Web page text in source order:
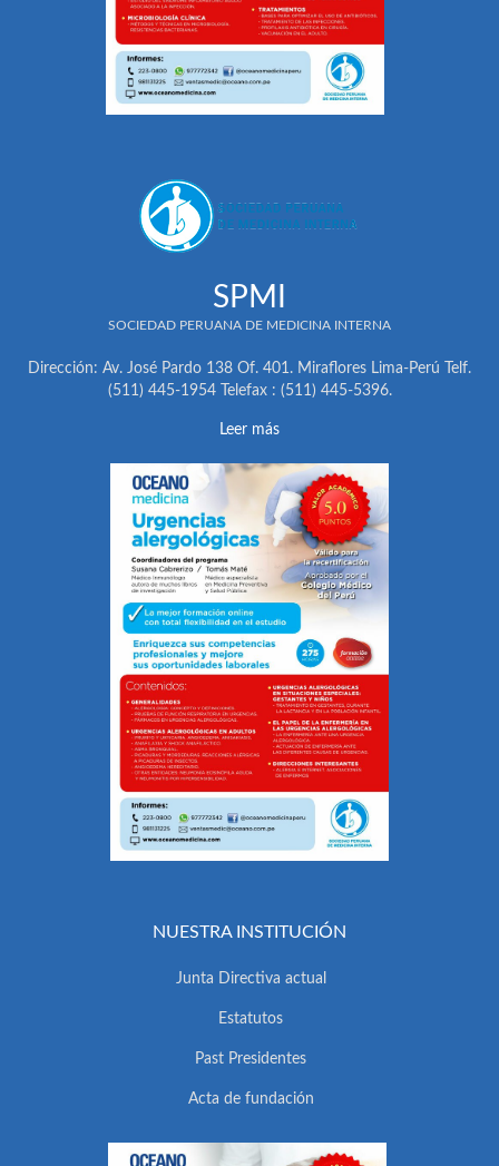
SPMI
SOCIEDAD PERUANA DE MEDICINA INTERNA
Dirección: Av. José Pardo 138 Of. 401. Miraflores Lima-Perú Telf.
(511) 445-1954 Telefax : (511) 445-5396.
Leer más
NUESTRA INSTITUCIÓN
Junta Directiva actual
Estatutos
Past Presidentes
Acta de fundación